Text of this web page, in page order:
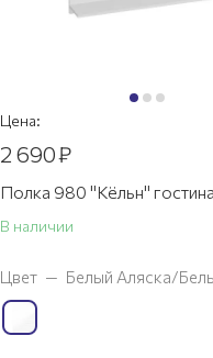
Цена:
2 690₽
Полка 980 "Кёльн"
В наличии
Цвет — Белый Аляска/